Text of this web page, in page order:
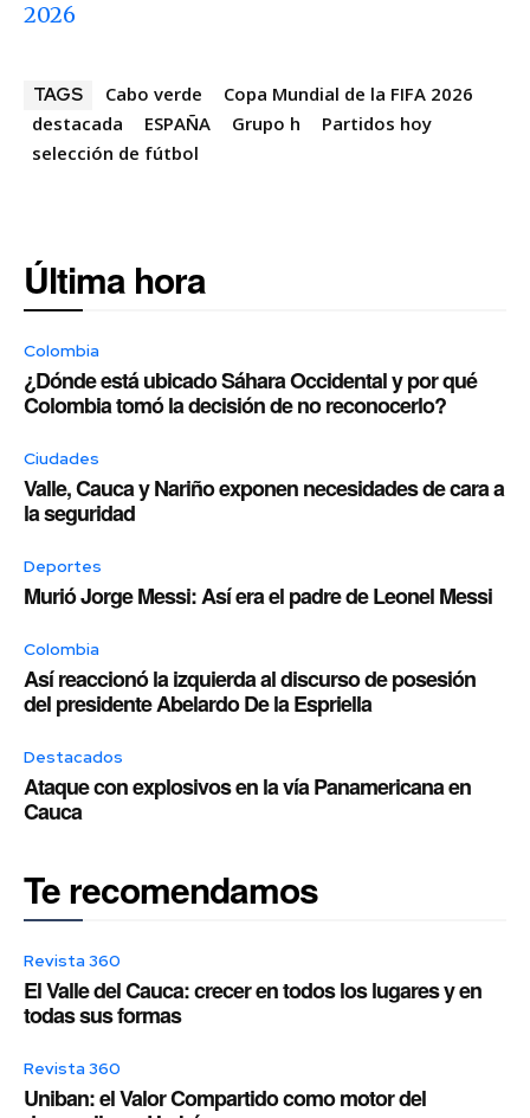
2026
TAGS Cabo verde
Copa Mundial de la FIFA 2026
destacada
ESPAÑA Grupo h
Partidos hoy
selección de fútbol
Última hora
Colombia
¿Dónde está ubicado Sáhara Occidental y por qué
Colombia tomó la decisión de no reconocerlo?
Ciudades
Valle, Cauca y Nariño exponen necesidades de cara a
la seguridad
Deportes
Murió Jorge Messi: Así era el padre de Leonel Messi
Colombia
Así reaccionó la izquierda al discurso de posesión
del presidente Abelardo De la Espriella
Destacados
Ataque con explosivos en la vía Panamericana en
Cauca
Te recomendamos
Revista 360
El Valle del Cauca: crecer en todos los lugares y en
todas sus formas
Revista 360
Uniban: el Valor Compartido como motor del